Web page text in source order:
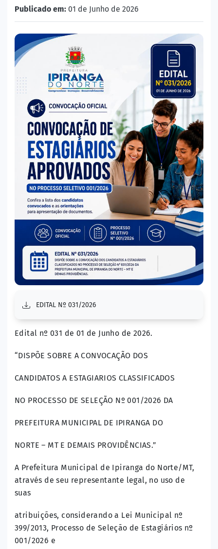
Publicado em: 01 de Junho de 2026
EDITAL Nº 031/2026
Edital nº 031 de 01 de Junho de 2026.
“DISPÕE SOBRE A CONVOCAÇÃO DOS
CANDIDATOS A ESTAGIARIOS CLASSIFICADOS
NO PROCESSO DE SELEÇÃO Nº 001/2026 DA
PREFEITURA MUNICIPAL DE IPIRANGA DO
NORTE – MT E DEMAIS PROVIDÊNCIAS.”
A Prefeitura Municipal de Ipiranga do Norte/MT,
através de seu representante legal, no uso de
suas
atribuições, considerando a Lei Municipal nº
399/2013, Processo de Seleção de Estagiários nº
001/2026 e